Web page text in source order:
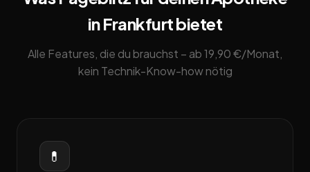
in Frankfurt bietet
Alle Features, die du brauchst – ab 19,90 €/Monat,
kein Technik-Know-how nötig
💊